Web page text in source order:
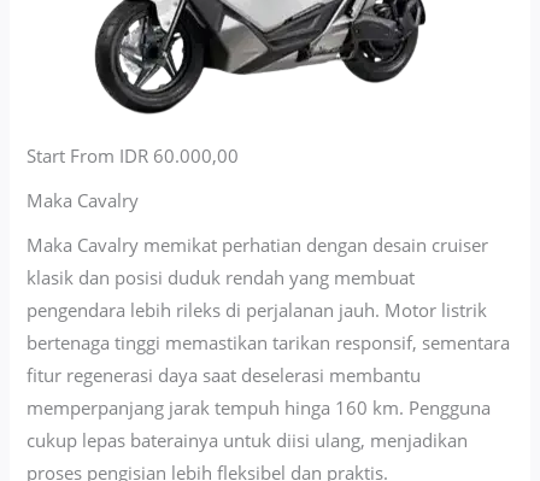
Start From IDR 60.000,00
Maka Cavalry
Maka Cavalry memikat perhatian dengan desain cruiser
klasik dan posisi duduk rendah yang membuat
pengendara lebih rileks di perjalanan jauh. Motor listrik
bertenaga tinggi memastikan tarikan responsif, sementara
fitur regenerasi daya saat deselerasi membantu
memperpanjang jarak tempuh hinga 160 km. Pengguna
cukup lepas baterainya untuk diisi ulang, menjadikan
proses pengisian lebih fleksibel dan praktis.